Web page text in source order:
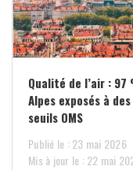
Qualité de l’air : 97
Alpes exposés à
seuils OMS
Publié le : 23 mai 2026
Mis à jour le : 22 mai